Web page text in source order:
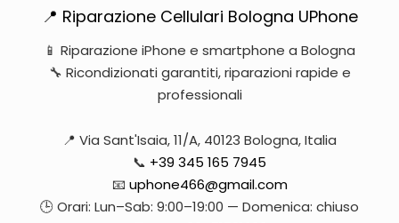
📍 Riparazione Cellulari Bologna UPhone
📱 Riparazione iPhone e smartphone a Bologna
🔧 Ricondizionati garantiti, riparazioni rapide e
professionali
📍 Via Sant'Isaia, 11/A, 40123 Bologna, Italia
📞 +39 345 165 7945
📧 uphone466@gmail.com
🕒 Orari: Lun–Sab: 9:00–19:00 — Domenica: chiuso